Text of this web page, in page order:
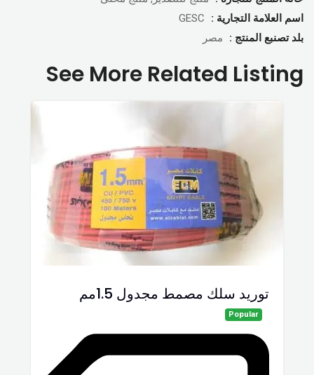
اسم العلامة التجارية :
GESC
بلد تصنبع المنتج :
مصر
See More Related Listing
توريد سلك مصمط مجدول 1.5مم
Popular